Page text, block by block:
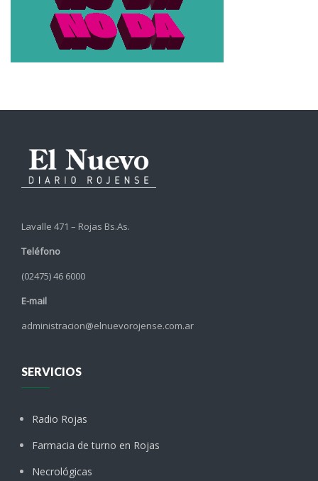
Lavalle 471 – Rojas Bs.As.
Teléfono
(02475) 46 6000
E-mail
administracion@elnuevorojense.com.ar
SERVICIOS
Radio Rojas
Farmacia de turno en Rojas
Necrológicas